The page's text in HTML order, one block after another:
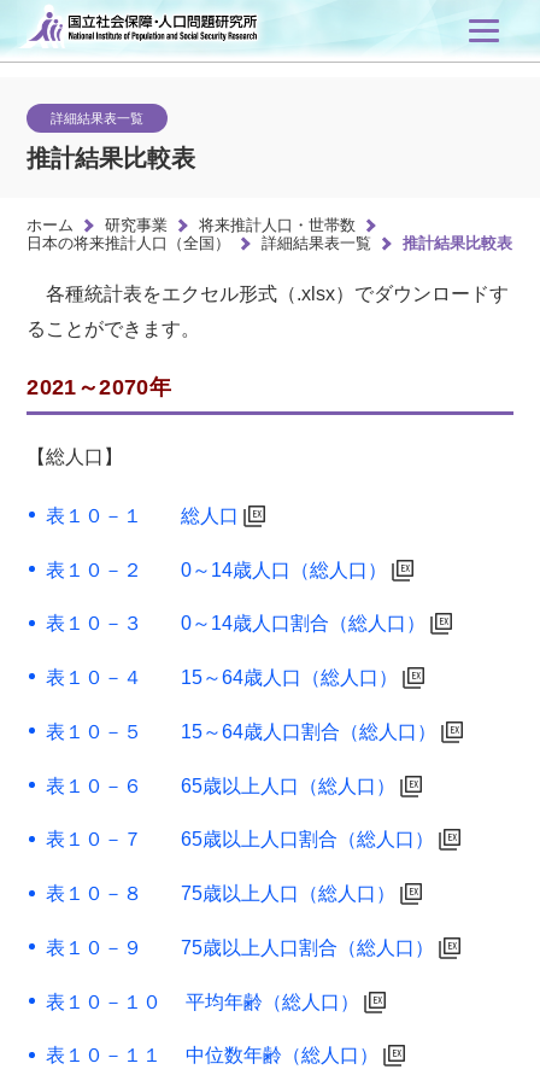
詳細結果表一覧
推計結果比較表
ホーム 研究事業
将来推計人口・世帯数
日本の将来推計人口（全国）
詳細結果表一覧 推計結果比較表
各種統計表をエクセル形式（.xlsx）でダウンロードす
ることができます。
2021～2070年
【総人口】
表１０－１ 総人口
表１０－２ 0～14歳人口（総人口）
表１０－３ 0～14歳人口割合（総人口）
表１０－４ 15～64歳人口（総人口）
表１０－５ 15～64歳人口割合（総人口）
表１０－６ 65歳以上人口（総人口）
表１０－７ 65歳以上人口割合（総人口）
表１０－８ 75歳以上人口（総人口）
表１０－９ 75歳以上人口割合（総人口）
表１０－１０ 平均年齢（総人口）
表１０－１１ 中位数年齢（総人口）